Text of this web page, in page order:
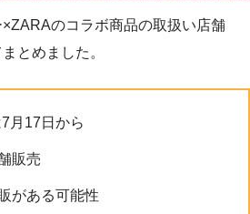
のコラボ商品の取扱い店舗
とめました。
月17日から
販売
がある可能性